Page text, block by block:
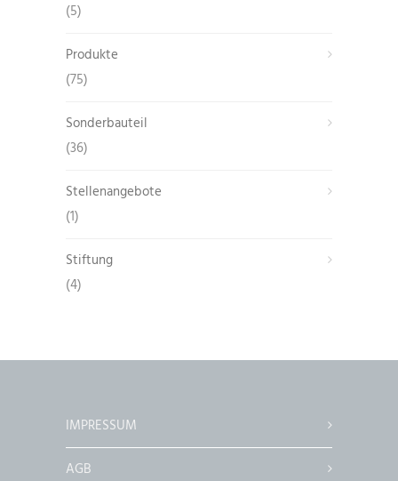
(5)
Produkte
(75)
Sonderbauteil
(36)
Stellenangebote
(1)
Stiftung
(4)
IMPRESSUM
AGB